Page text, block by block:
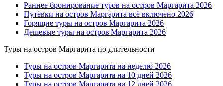
Раннее бронирование туров на остров Маргарита 2026
Путёвки на остров Маргарита всё включено 2026
Горящие туры на остров Маргарита 2026
Дешевые туры на остров Маргарита 2026
Туры на остров Маргарита по длительности
Туры на остров Маргарита на неделю 2026
Туры на остров Маргарита на 10 дней 2026
Туры на остров Маргарита на 12 дней 2026